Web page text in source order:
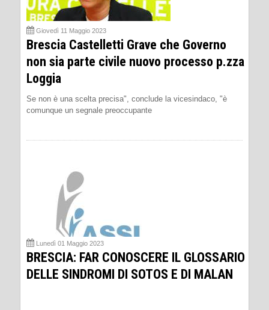
Giovedì 11 Maggio 2023
Brescia Castelletti Grave che Governo
non sia parte civile nuovo processo p.zza
Loggia
Se non è una scelta precisa", conclude la vicesindaco, "è
comunque un segnale preoccupante
Lunedì 01 Maggio 2023
BRESCIA: FAR CONOSCERE IL GLOSSARIO
DELLE SINDROMI DI SOTOS E DI MALAN